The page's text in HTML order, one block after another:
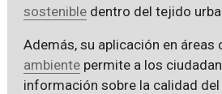
sostenibledentro del tejido
Además, su aplicación en áreas
ambientepermite a los
información sobre la calidad